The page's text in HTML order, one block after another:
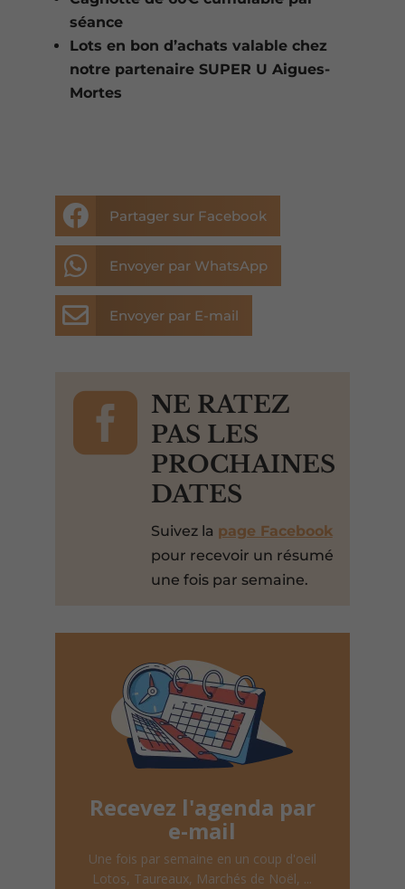
séance
Lots en bon d’achats valable chez
notre partenaire SUPER U Aigues-
Mortes
 Partager sur Facebook
 Envoyer par WhatsApp
 Envoyer par E-mail

NE RATEZ
PAS LES
PROCHAINES
DATES
Suivez la page Facebook
pour recevoir un résumé
une fois par semaine.
Recevez l'agenda par
e-mail
Une fois par semaine en un coup d'oeil
Lotos, Taureaux, Marchés de Noël, ...